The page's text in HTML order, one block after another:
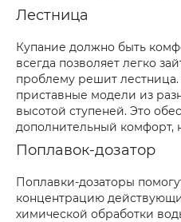
Лестница
Купание должно быть
всегда позволяет легко
проблему решит
приставные модели из
высотой ступеней. Это
дополнительный комфорт,
Поплавок-дозатор
Поплавки-дозаторы
концентрацию
химической обработки